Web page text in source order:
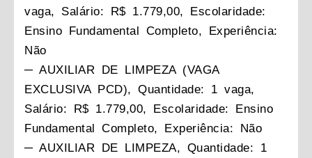
vaga, Salário: R$ 1.779,00, Escolaridade:
Ensino Fundamental Completo, Experiência:
Não
─ AUXILIAR DE LIMPEZA (VAGA
EXCLUSIVA PCD), Quantidade: 1 vaga,
Salário: R$ 1.779,00, Escolaridade: Ensino
Fundamental Completo, Experiência: Não
─ AUXILIAR DE LIMPEZA, Quantidade: 1